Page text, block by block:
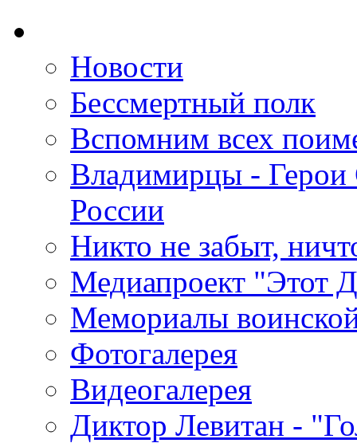
Новости
Бессмертный полк
Вспомним всех
Владимирцы - Герои
России
Никто не забыт,
Медиапроект "Этот
Мемориалы
Фотогалерея
Видеогалерея
Диктор Левитан -